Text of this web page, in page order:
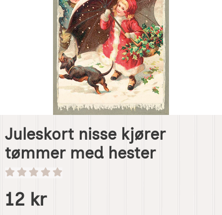
Juleskort nisse kjører
tømmer med hester
Handle dette produktet, Juleskort nisse kjører tømmer
pris
12 kr